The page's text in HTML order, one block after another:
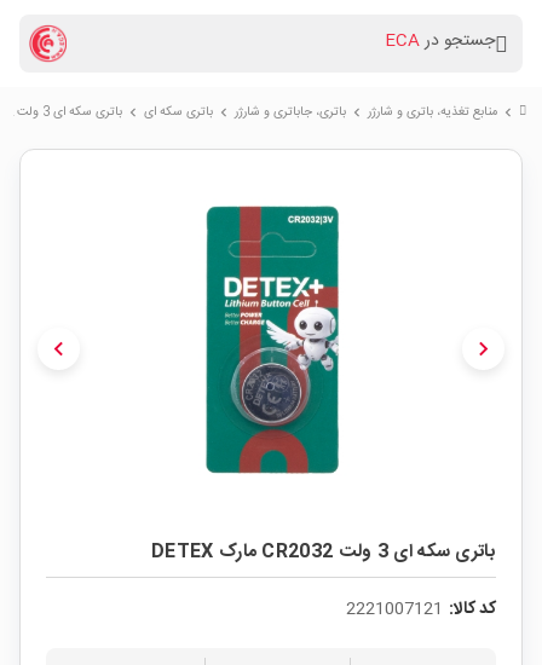
جستجو درECA
chevron_right منابع تغذیه، باتری و شارژر chevron_right باتری، جاباتری و شارژر chevron_right باتری سکه ای chevron_right باتری سکه ای 3 ولت CR2032 مارک DETEX
chevron_left chevron_right
باتری سکه ای 3 ولت CR2032 مارک DETEX
کد کالا: 2221007121